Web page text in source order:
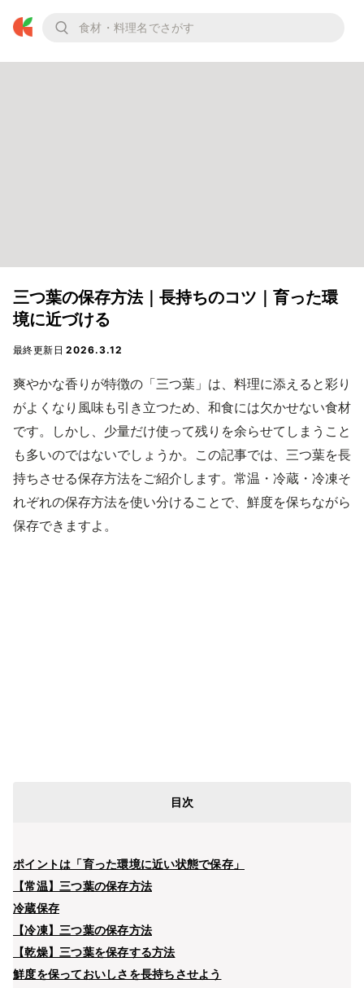
三つ葉の保存方法｜長持ちのコツ｜育った環
境に近づける
最終更新日2026.3.12
爽やかな香りが特徴の「三つ葉」は、料理に添えると彩り
がよくなり風味も引き立つため、和食には欠かせない食材
です。しかし、少量だけ使って残りを余らせてしまうこと
も多いのではないでしょうか。この記事では、三つ葉を長
持ちさせる保存方法をご紹介します。常温・冷蔵・冷凍そ
れぞれの保存方法を使い分けることで、鮮度を保ちながら
保存できますよ。
目次
ポイントは「育った環境に近い状態で保存」
【常温】三つ葉の保存方法
冷蔵保存
【冷凍】三つ葉の保存方法
【乾燥】三つ葉を保存する方法
鮮度を保っておいしさを長持ちさせよう